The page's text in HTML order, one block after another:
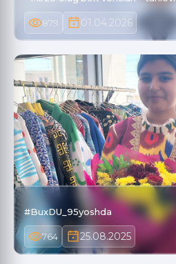
879 01.04.2026
#BuxDU_95yoshda
764 25.08.2025